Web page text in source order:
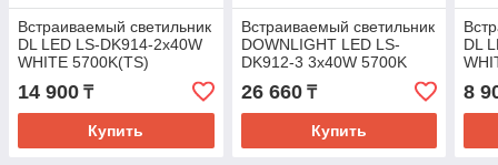
Встраиваемый светильник
DL LED LS-DK914-2x40W
WHITE 5700K(TS)
14 900 ₸
Купить
Встраиваемый светильник
DOWNLIGHT LED LS-
DK912-3 3x40W 5700K
WHITE(TS)
26 660₸
Купить
DL
8